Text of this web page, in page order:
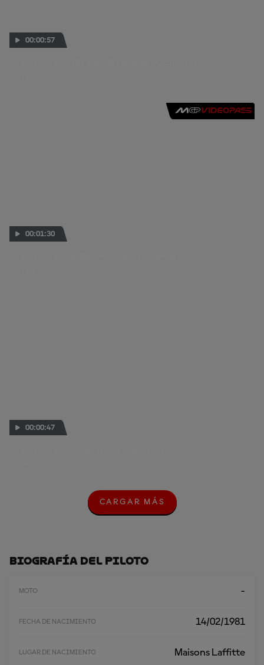
00:00:57
00:01:30
00:00:47
C
A
R
M
CARGAR MÁS
Biografía Del Piloto
MOTO -
FECHA DE NACIMIENTO 14/02/1981
LUGAR DE NACIMIENTO Maisons Laffitte